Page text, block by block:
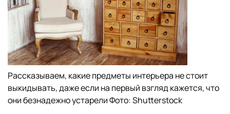
Рассказываем, какие предметы интерьера не стоит
выкидывать, даже если на первый взгляд кажется, что
они безнадежно устарели Фото: Shutterstock